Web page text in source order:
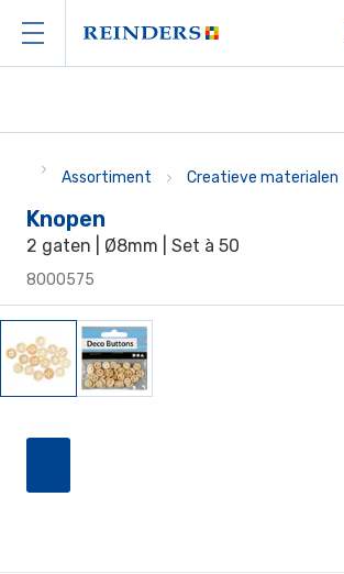
Assortiment Creatieve materialen
Knopen
2 gaten | Ø8mm | Set à 50
8000575